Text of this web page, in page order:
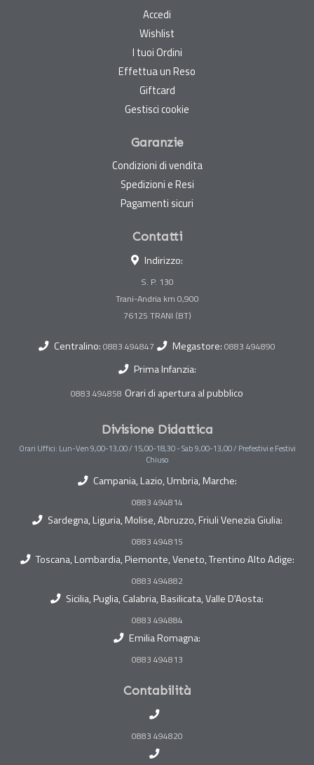
Accedi
Wishlist
I tuoi Ordini
Effettua un Reso
Giftcard
Gestisci cookie
Garanzie
Condizioni di vendita
Spedizioni e Resi
Pagamenti sicuri
Contatti
Indirizzo:
S. P. 130
Trani-Andria km 0,900
Centralino: 0883 494847 Megastore: 0883 494890
Prima Infanzia:
0883 494858 Orari di apertura al pubblico
Divisione Didattica
Orari Uffici: Lun-Ven 9,00-13,00 / 15,00-18,30 - Sab 9,00-13,00 / Prefestivi e Festivi
Chiuso
Campania, Lazio, Umbria, Marche:
0883 494814
Sardegna, Liguria, Molise, Abruzzo, Friuli Venezia Giulia:
0883 494815
Toscana, Lombardia, Piemonte, Veneto, Trentino Alto Adige:
0883 494882
Sicilia, Puglia, Calabria, Basilicata, Valle D'Aosta:
0883 494884
Emilia Romagna:
0883 494813
Contabilità
0883 494820